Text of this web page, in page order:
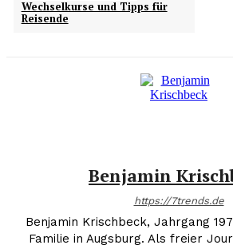
Wechselkurse und Tipps für
Reisende
Benjamin
https://7trends.de
Benjamin Krischbeck, Jahrgang
Familie in Augsburg. Als freier